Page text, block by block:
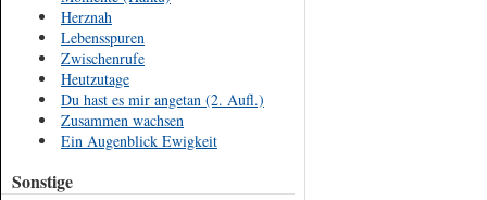
Herznah
Lebensspuren
Zwischenrufe
Heutzutage
Du hast es mir angetan (2. Aufl.)
Zusammen wachsen
Ein Augenblick Ewigkeit
Sonstige